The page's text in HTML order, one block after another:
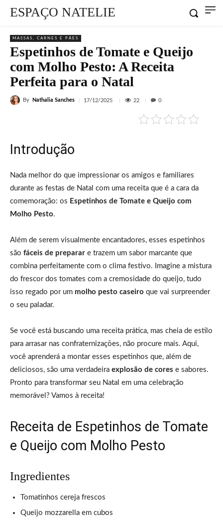
ESPAÇO NATELIE
MASSAS, CARNES E PÃES
Espetinhos de Tomate e Queijo
com Molho Pesto: A Receita
Perfeita para o Natal
By Nathalia Sanches 17/12/2025 22 0
Introdução
Nada melhor do que impressionar os amigos e familiares
durante as festas de Natal com uma receita que é a cara da
comemoração: os Espetinhos de Tomate e Queijo com
Molho Pesto.
Além de serem visualmente encantadores, esses espetinhos
são fáceis de preparar e trazem um sabor marcante que
combina perfeitamente com o clima festivo. Imagine a mistura
do frescor dos tomates com a cremosidade do queijo, tudo
isso regado por um molho pesto caseiro que vai surpreender
o seu paladar.
Se você está buscando uma receita prática, mas cheia de estilo
para arrasar nas confraternizações, não procure mais. Aqui,
você aprenderá a montar esses espetinhos que, além de
deliciosos, são uma verdadeira explosão de cores e sabores.
Pronto para transformar seu Natal em uma celebração
memorável? Vamos à receita!
Receita de Espetinhos de Tomate
e Queijo com Molho Pesto
Ingredientes
Tomatinhos cereja frescos
Queijo mozzarella em cubos